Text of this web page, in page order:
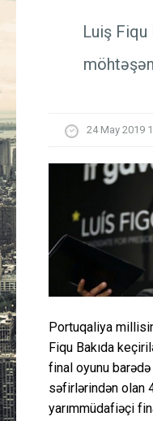
Luiş Fiqu
24 May 2019
Portuqaliya
Fiqu Bakıda
final oyunu barədə
səfirlərindən olan
yarımmüdafiəçi